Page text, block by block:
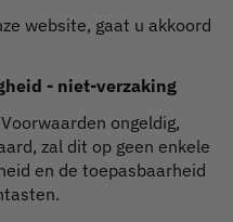
website, gaat u akkoord
- niet-verzaking
ongeldig,
zal dit op geen enkele
en de toepasbaarheid